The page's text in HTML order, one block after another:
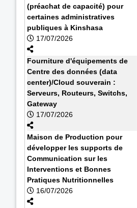
(préachat de capacité) pour
certaines administratives
publiques à Kinshasa
17/07/2026
Fourniture d'équipements de
Centre des données (data
center)/Cloud souverain :
Serveurs, Routeurs, Switchs,
Gateway
17/07/2026
Maison de Production pour
développer les supports de
Communication sur les
Interventions et Bonnes
Pratiques Nutritionnelles
16/07/2026